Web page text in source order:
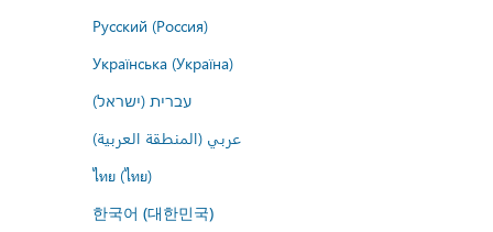
Русский (Россия)
Українська (Україна)
עברית (ישראל)
عربي (المنطقة العربية)
ไทย (ไทย)
한국어 (대한민국)